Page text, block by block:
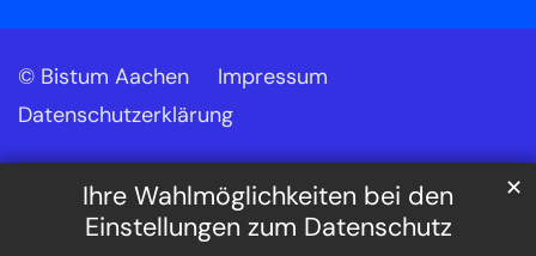
Ihre Wahlmöglichkeiten bei den
Einstellungen zum Datenschutz
✕
© Bistum Aachen
Impressum
Datenschutzerklärung